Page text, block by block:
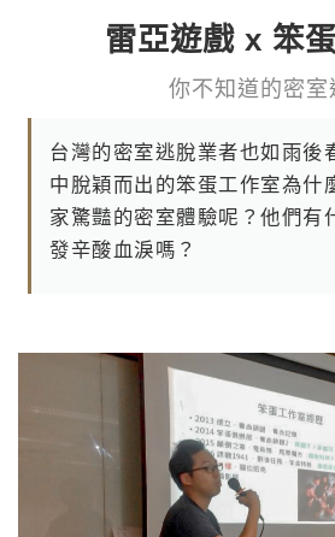
雷亞遊戲 x 笨
你 不 知 道 的 密 室
台灣的密室逃脫業者也如雨後
中脫穎而出的笨蛋工作室為什
家驚豔的密室體驗呢？他們有
發辛酸血淚嗎？